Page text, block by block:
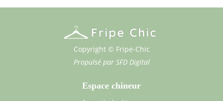
Copyright © Fripe-Chic
Propulsé par SFD Digital
Espace chineur